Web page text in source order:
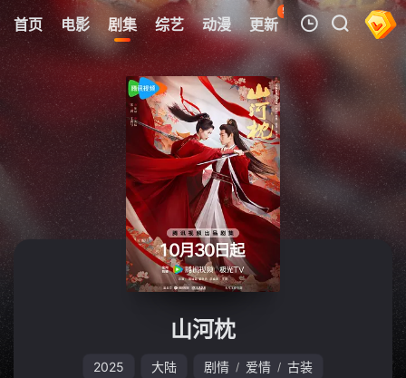
首页 电影 剧集 综艺 动漫 更新
59
热榜 APP
我的观影记录
暂无观看影片的记录
山河枕
2025 大陆 剧情 / 爱情 / 古装